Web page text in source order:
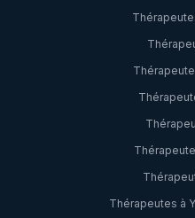
Thérapeutes à